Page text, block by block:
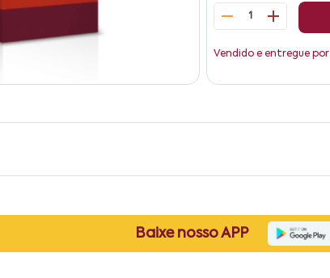
1
Vendido e entregue por
Baixe nosso APP